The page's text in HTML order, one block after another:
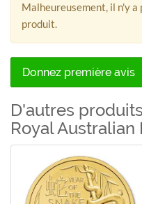
Malheureusement, il n'y a
produit.
Donnez première avis
D'autres
Royal Australian